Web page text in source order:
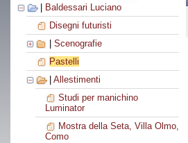
Baldessari Luciano
Disegni futuristi
Scenografie
Pastelli
Allestimenti
Studi per manichino
Luminator
Mostra della Seta, Villa Olmo,
Como